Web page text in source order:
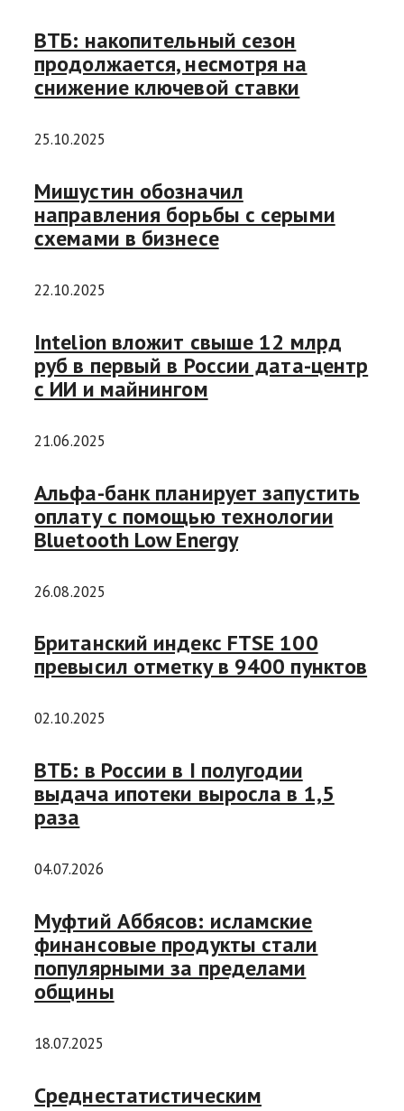
ВТБ: накопительный сезон
продолжается, несмотря на
снижение ключевой ставки
25.10.2025
Мишустин обозначил
направления борьбы с серыми
схемами в бизнесе
22.10.2025
Intelion вложит свыше 12 млрд
руб в первый в России дата-центр
с ИИ и майнингом
21.06.2025
Альфа-банк планирует запустить
оплату с помощью технологии
Bluetooth Low Energy
26.08.2025
Британский индекс FTSE 100
превысил отметку в 9400 пунктов
02.10.2025
ВТБ: в России в I полугодии
выдача ипотеки выросла в 1,5
раза
04.07.2026
Муфтий Аббясов: исламские
финансовые продукты стали
популярными за пределами
общины
18.07.2025
Среднестатистическим